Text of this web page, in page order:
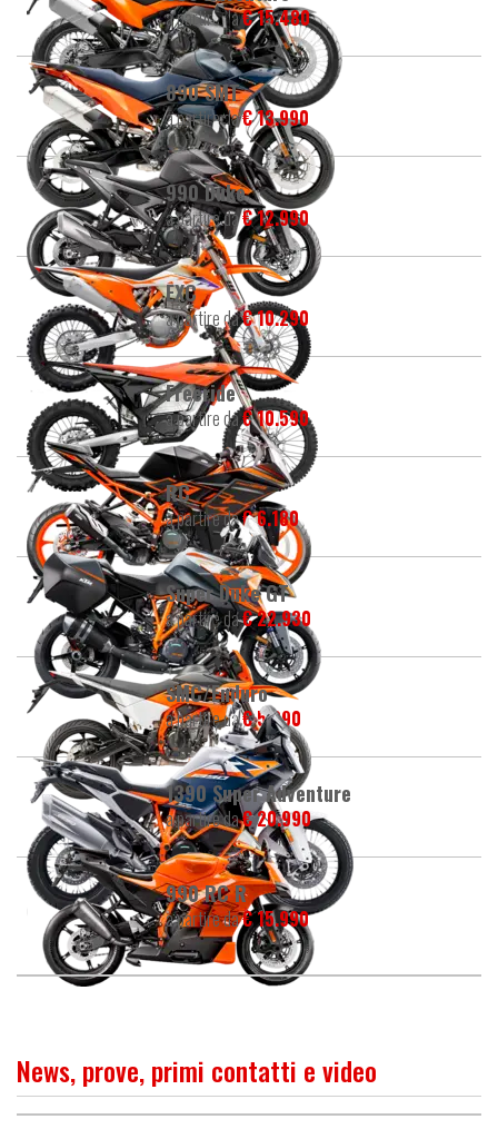
a partire da€ 15.480
890 SMT
a partire da€ 13.990
990 Duke
a partire da€ 12.990
EXC
a partire da€ 10.290
Freeride
a partire da€ 10.590
RC
a partire da€ 6.180
Super Duke GT
a partire da€ 22.930
SMC/Enduro
a partire da€ 5.390
1390 Super Adventure
a partire da€ 20.990
990 RC R
a partire da€ 15.990
News, prove, primi contatti e video